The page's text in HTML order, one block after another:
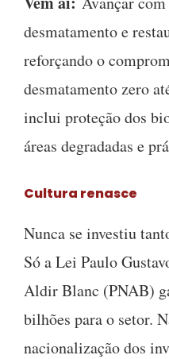
desmatamento e
reforçando o
desmatamento zero
inclui proteção dos
áreas degradadas e
Cultura renasce
Nunca se investiu
Só a Lei Paulo
Aldir Blanc (PNAB)
bilhões para o setor.
nacionalização dos